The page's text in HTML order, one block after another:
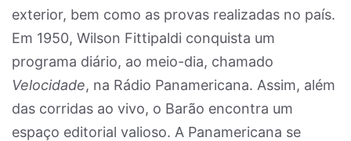
exterior, bem como as provas realizadas no país.
Em 1950, Wilson Fittipaldi conquista um
programa diário, ao meio-dia, chamado
Velocidade, na Rádio Panamericana. Assim, além
das corridas ao vivo, o Barão encontra um
espaço editorial valioso. A Panamericana se